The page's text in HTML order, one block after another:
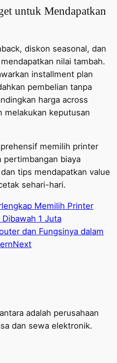
untuk Mendapatkan
diskon seasonal, dan
nilai tambah.
installment plan
pembelian tanpa
harga across
melakukan keputusan
memilih printer
pertimbangan biaya
tips mendapatkan value
sehari-hari.
Memilih Printer
1 Juta
dan Fungsinya dalam
Next
adalah perusahaan
dan sewa elektronik.